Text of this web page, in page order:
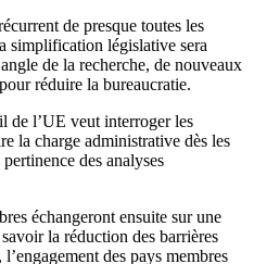
de presque toutes les
simplification législative sera
de la recherche, de nouveaux
réduire la bureaucratie.
de l’UE veut interroger les
la charge administrative dès les
des analyses
échangeront ensuite sur une
la réduction des barrières
des pays membres